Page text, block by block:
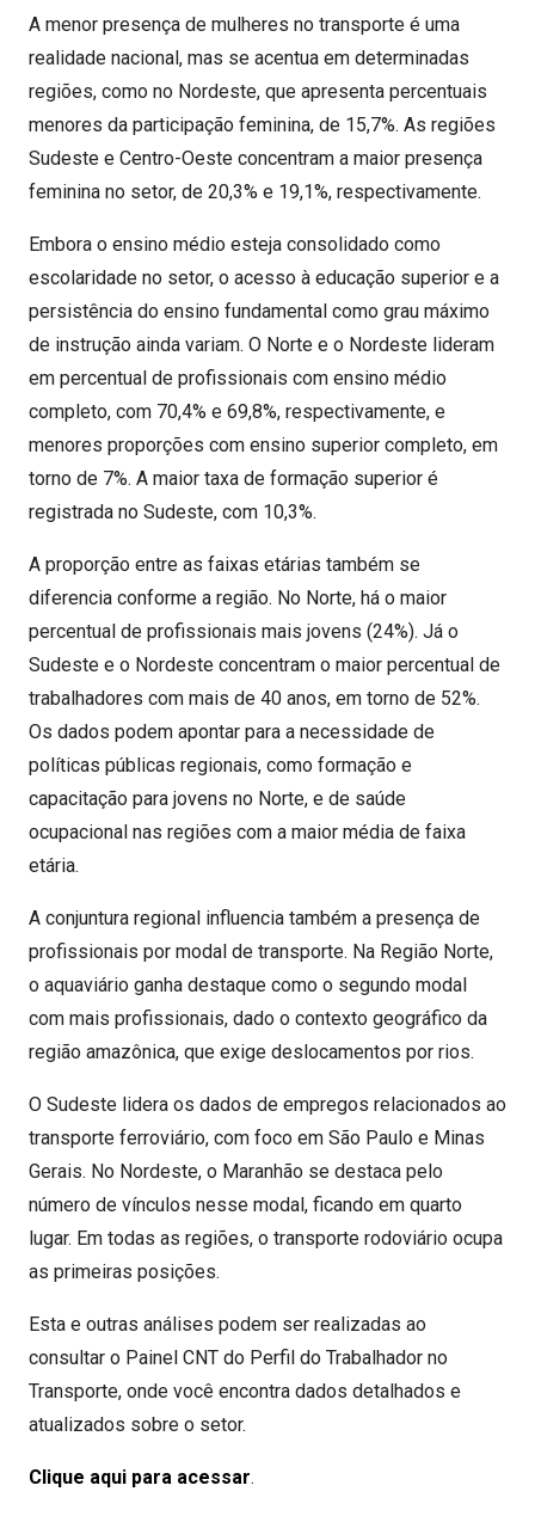
A menor presença de mulheres no transporte é uma
realidade nacional, mas se acentua em determinadas
regiões, como no Nordeste, que apresenta percentuais
menores da participação feminina, de 15,7%. As regiões
Sudeste e Centro-Oeste concentram a maior presença
feminina no setor, de 20,3% e 19,1%, respectivamente.
Embora o ensino médio esteja consolidado como
escolaridade no setor, o acesso à educação superior e a
persistência do ensino fundamental como grau máximo
de instrução ainda variam. O Norte e o Nordeste lideram
em percentual de profissionais com ensino médio
completo, com 70,4% e 69,8%, respectivamente, e
menores proporções com ensino superior completo, em
torno de 7%. A maior taxa de formação superior é
registrada no Sudeste, com 10,3%.
A proporção entre as faixas etárias também se
diferencia conforme a região. No Norte, há o maior
percentual de profissionais mais jovens (24%). Já o
Sudeste e o Nordeste concentram o maior percentual de
trabalhadores com mais de 40 anos, em torno de 52%.
Os dados podem apontar para a necessidade de
políticas públicas regionais, como formação e
capacitação para jovens no Norte, e de saúde
ocupacional nas regiões com a maior média de faixa
etária.
A conjuntura regional influencia também a presença de
profissionais por modal de transporte. Na Região Norte,
o aquaviário ganha destaque como o segundo modal
com mais profissionais, dado o contexto geográfico da
região amazônica, que exige deslocamentos por rios.
O Sudeste lidera os dados de empregos relacionados ao
transporte ferroviário, com foco em São Paulo e Minas
Gerais. No Nordeste, o Maranhão se destaca pelo
número de vínculos nesse modal, ficando em quarto
lugar. Em todas as regiões, o transporte rodoviário ocupa
as primeiras posições.
Esta e outras análises podem ser realizadas ao
consultar o Painel CNT do Perfil do Trabalhador no
Transporte, onde você encontra dados detalhados e
atualizados sobre o setor.
Clique aqui para acessar.